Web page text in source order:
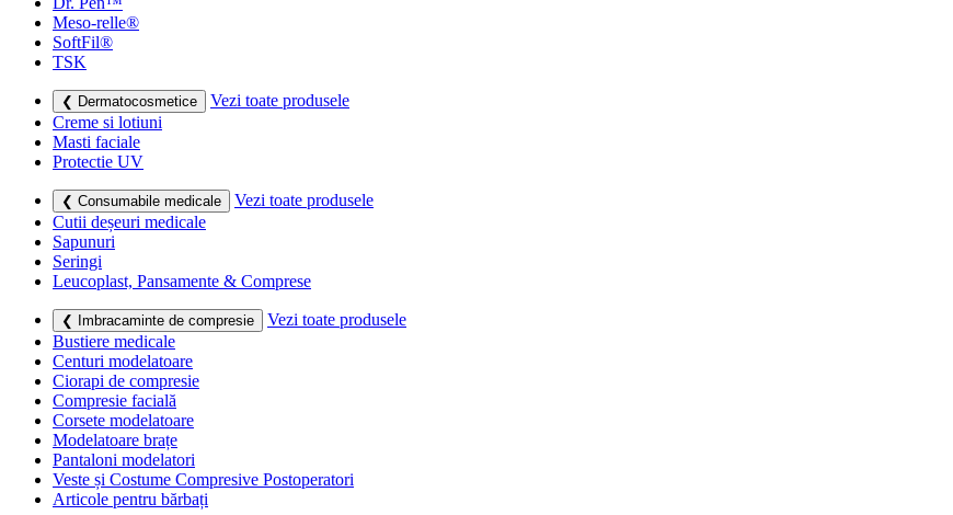
Meso-relle®
SoftFil®
TSK
❮ Dermatocosmetice
Vezi toate produsele
Creme si lotiuni
Masti faciale
Protectie UV
❮ Consumabile medicale
Vezi toate produsele
Cutii deșeuri medicale
Sapunuri
Seringi
Leucoplast, Pansamente & Comprese
❮ Imbracaminte de compresie
Vezi toate produsele
Bustiere medicale
Centuri modelatoare
Ciorapi de compresie
Compresie facială
Corsete modelatoare
Modelatoare brațe
Pantaloni modelatori
Veste și Costume Compresive Postoperatori
Articole pentru bărbați